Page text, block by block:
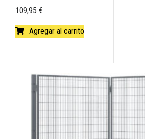
109,95 €
Agregar al carrito